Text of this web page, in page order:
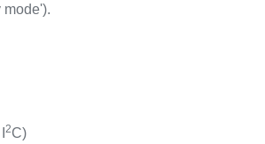
mode').
2C)